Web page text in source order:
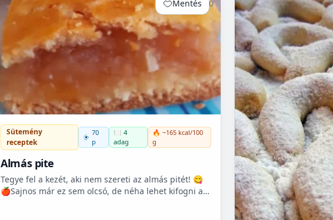
Mentés 0
Sütemény
receptek
70
p
🍽️ 4
adag
🔥 ~165 kcal/100
g
Almás pite
Tegye fel a kezét, aki nem szereti az almás pitét! 😋
🍎Sajnos már ez sem olcsó, de néha lehet kifogni a